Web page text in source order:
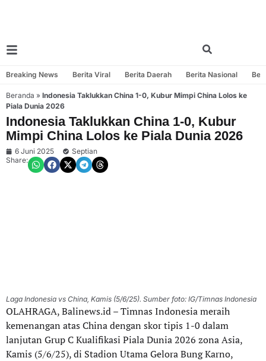
Breaking News Berita Viral Berita Daerah Berita Nasional
Beranda » Indonesia Taklukkan China 1-0, Kubur Mimpi China Lolos ke
Piala Dunia 2026
Indonesia Taklukkan China 1-0, Kubur
Mimpi China Lolos ke Piala Dunia 2026
6 Juni 2025
Septian
Share:
Laga Indonesia vs China, Kamis (5/6/25). Sumber foto: IG/Timnas Indonesia
OLAHRAGA, Balinews.id – Timnas Indonesia meraih
kemenangan atas China dengan skor tipis 1-0 dalam
lanjutan Grup C Kualifikasi Piala Dunia 2026 zona Asia,
Kamis (5/6/25), di Stadion Utama Gelora Bung Karno,